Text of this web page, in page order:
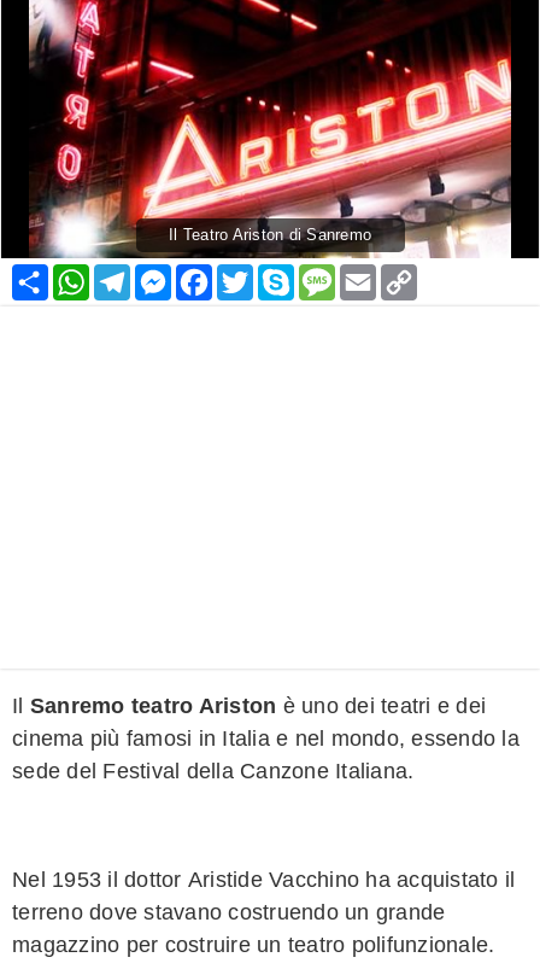
Il Teatro Ariston di Sanremo
Condividi
WhatsApp
Telegram
Messenger
Facebook
TwitterSkypeMessage
Email
Il Sanremo teatro Ariston è uno dei teatri e dei
cinema più famosi in Italia e nel mondo, essendo la
sede del Festival della Canzone Italiana.
Nel 1953 il dottor Aristide Vacchino ha acquistato il
terreno dove stavano costruendo un grande
magazzino per costruire un teatro polifunzionale.